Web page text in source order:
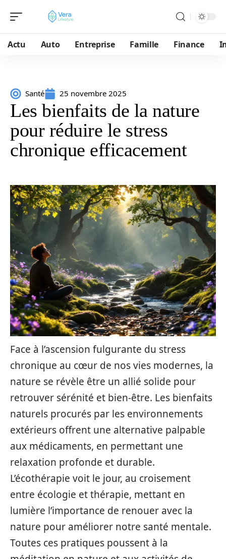
Actu Auto Entreprise Famille Finance
Santé 25 novembre 2025
Les bienfaits de la nature
pour réduire le stress
chronique efficacement
Face à l’ascension fulgurante du stress
chronique au cœur de nos vies modernes, la
nature se révèle être un allié solide pour
retrouver sérénité et bien-être. Les bienfaits
naturels procurés par les environnements
extérieurs offrent une alternative palpable
aux médicaments, en permettant une
relaxation profonde et durable.
L’écothérapie voit le jour, au croisement
entre écologie et thérapie, mettant en
lumière l’importance de renouer avec la
nature pour améliorer notre santé mentale.
Toutes ces pratiques poussent à la